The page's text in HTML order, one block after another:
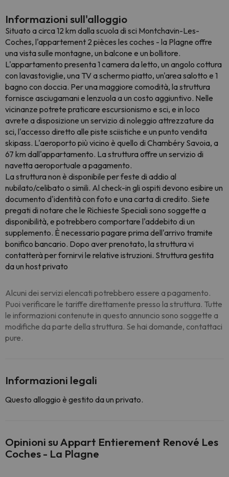
Informazioni sull'alloggio
Situato a circa 12 km dalla scuola di sci Montchavin-Les-
Coches, l'appartement 2 pièces les coches - la Plagne offre
una vista sulle montagne, un balcone e un bollitore.
L'appartamento presenta 1 camera da letto, un angolo cottura
con lavastoviglie, una TV a schermo piatto, un'area salotto e 1
bagno con doccia. Per una maggiore comodità, la struttura
fornisce asciugamani e lenzuola a un costo aggiuntivo. Nelle
vicinanze potrete praticare escursionismo e sci, e in loco
avrete a disposizione un servizio di noleggio attrezzature da
sci, l'accesso diretto alle piste sciistiche e un punto vendita
skipass. L'aeroporto più vicino è quello di Chambéry Savoia, a
67 km dall'appartamento. La struttura offre un servizio di
navetta aeroportuale a pagamento.
La struttura non è disponibile per feste di addio al
nubilato/celibato o simili. Al check-in gli ospiti devono esibire un
documento d'identità con foto e una carta di credito. Siete
pregati di notare che le Richieste Speciali sono soggette a
disponibilità, e potrebbero comportare l'addebito di un
supplemento. È necessario pagare prima dell'arrivo tramite
bonifico bancario. Dopo aver prenotato, la struttura vi
contatterà per fornirvi le relative istruzioni. Struttura gestita
da un host privato
Alcuni dei servizi elencati potrebbero essere a pagamento.
Puoi verificare le tariffe direttamente presso la struttura. Tutte
le informazioni contenute in questo annuncio sono soggette a
modifiche da parte della struttura. Se hai domande, contattaci
pure.
Informazioni legali
Questo alloggio è gestito da un privato.
Opinioni su Appart Entierement Renové Les
Coches - La Plagne